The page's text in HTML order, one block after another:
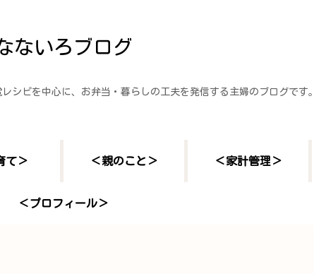
ないろブログ
シピを中心に、お弁当・暮らしの工夫を発信する主婦のブログです。
て＞ ＜親のこと＞ ＜家計管理＞
＜プロフィール＞